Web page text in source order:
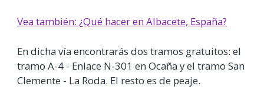
Vea también: ¿Qué hacer en Albacete, España?
En dicha vía encontrarás dos tramos gratuitos: el
tramo A-4 - Enlace N-301 en Ocaña y el tramo San
Clemente - La Roda. El resto es de peaje.